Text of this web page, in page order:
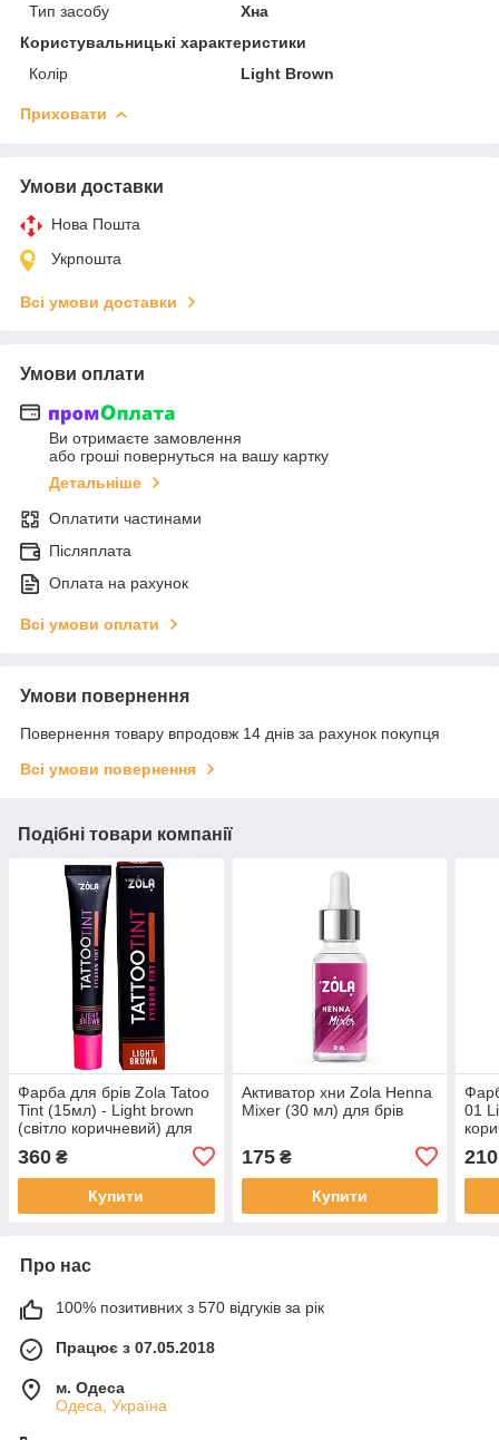
Тип засобу
Хна
Користувальницькі характеристики
Колір
Light Brown
Приховати
Умови доставки
Нова Пошта
Укрпошта
Всі умови доставки
Умови оплати
Ви отримаєте замовлення
або гроші повернуться на вашу картку
Детальніше
Оплатити частинами
Післяплата
Оплата на рахунок
Всі умови оплати
Умови повернення
Повернення товару впродовж 14 днів за рахунок покупця
Всі умови повернення
Подібні товари компанії
Фарба для брів Zola Tatoo
Tint (15мл) - Light brown
(світло коричневий) для
360 ₴
Купити
Активатор хни Zola Henna
Mixer (30 мл) для брів
175₴
Купити
01
210
Про нас
100% позитивних з 570 відгуків за рік
Працює з 07.05.2018
м. Одеса
Одеса, Україна